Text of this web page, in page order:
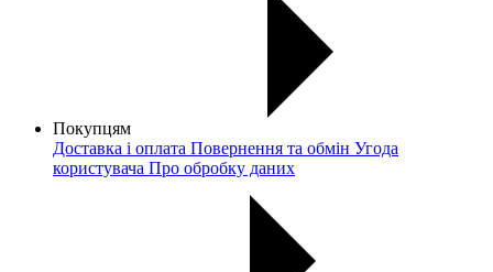
Покупцям
Доставка і оплата Повернення та обмін Угода
користувача Про обробку даних